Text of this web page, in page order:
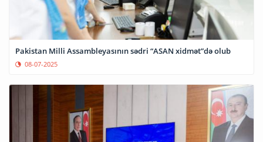
Pakistan Milli Assambleyasının sədri “ASAN xidmət”də olub
08-07-2025